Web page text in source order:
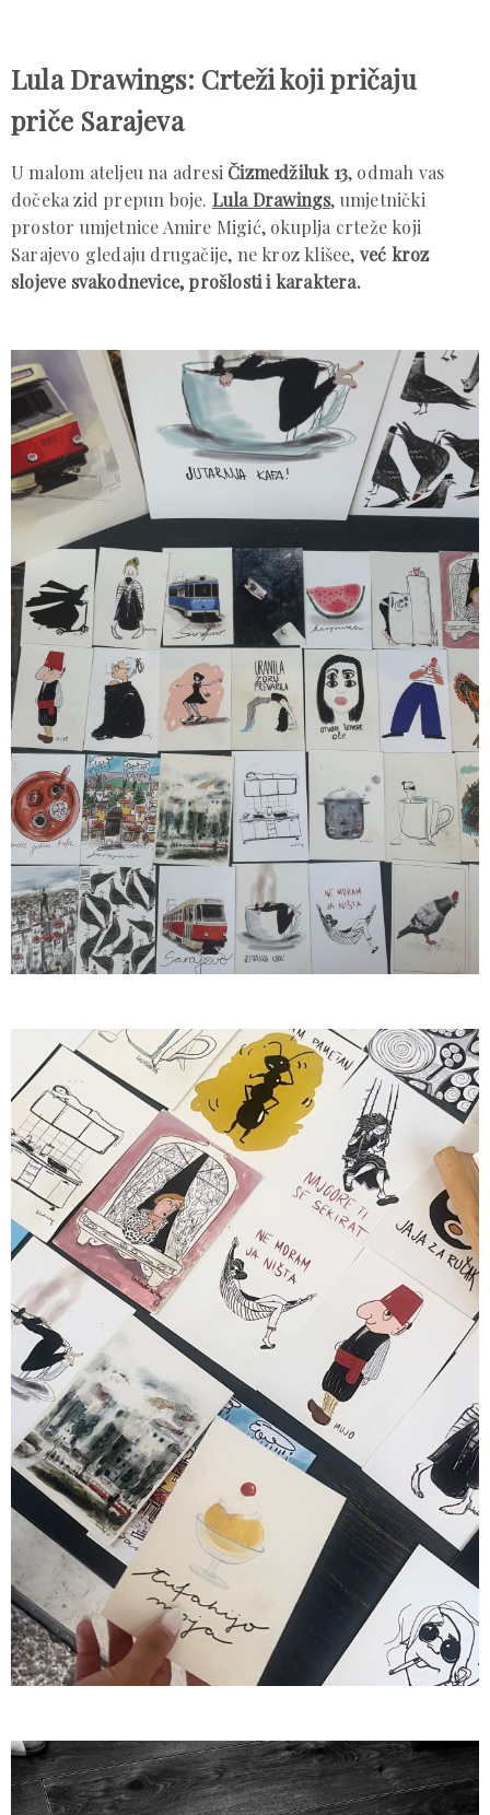
Lula Drawings: Crteži koji pričaju
priče Sarajeva
U malom ateljeu na adresi Čizmedžiluk 13, odmah vas
dočeka zid prepun boje. Lula Drawings, umjetnički
prostor umjetnice Amire Migić, okuplja crteže koji
Sarajevo gledaju drugačije, ne kroz klišee, već kroz
slojeve svakodnevice, prošlosti i karaktera.